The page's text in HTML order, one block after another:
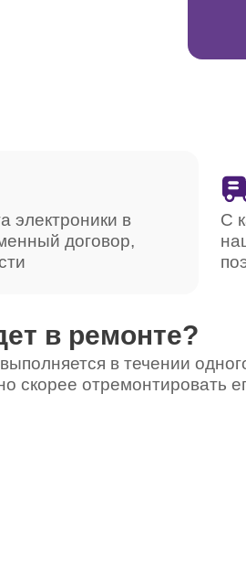
электроники в
договор,
С
в ремонте?
в течении
скорее отремонтировать